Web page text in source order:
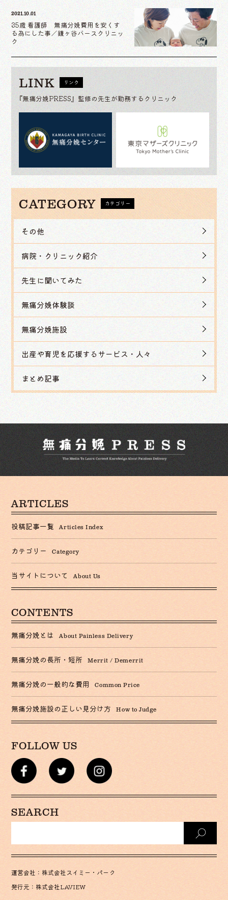
2021.10.01
35歳 看護師 無痛分娩費用を安くす
る為にした事／鎌ヶ谷バースクリニッ
ク
LINK リンク
『無痛分娩PRESS』監修の先生が勤務するクリニック
CATEGORY カテゴリー
その他
病院・クリニック紹介
先生に聞いてみた
無痛分娩体験談
無痛分娩施設
出産や育児を応援するサービス・人々
まとめ記事
ARTICLES
投稿記事一覧 Articles Index
カテゴリー Category
当サイトについて About Us
CONTENTS
無痛分娩とは About Painless Delivery
無痛分娩の長所・短所 Merrit / Demerrit
無痛分娩の一般的な費用 Common Price
無痛分娩施設の正しい見分け方 How to Judge
FOLLOW US
SEARCH
運営会社：株式会社スイミー・パーク
発行元：株式会社LAVIEW